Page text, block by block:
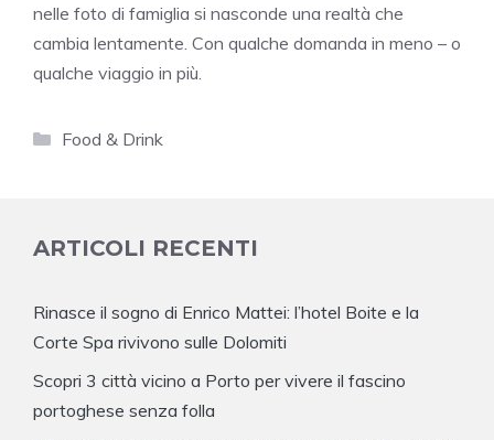
nelle foto di famiglia si nasconde una realtà che
cambia lentamente. Con qualche domanda in meno – o
qualche viaggio in più.
Categorie
Food & Drink
ARTICOLI RECENTI
Rinasce il sogno di Enrico Mattei: l’hotel Boite e la
Corte Spa rivivono sulle Dolomiti
Scopri 3 città vicino a Porto per vivere il fascino
portoghese senza folla